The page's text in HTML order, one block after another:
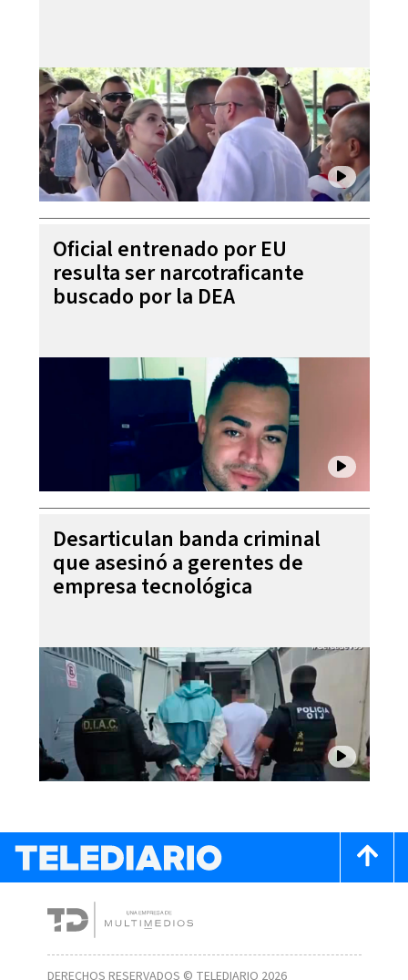
Oficial entrenado por EU
resulta ser narcotraficante
buscado por la DEA
Desarticulan banda criminal
que asesinó a gerentes de
empresa tecnológica
DERECHOS RESERVADOS © TELEDIARIO 2026